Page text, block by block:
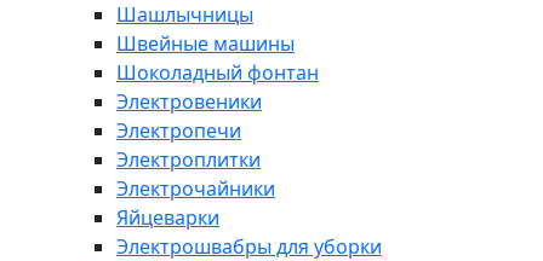
Шашлычницы
Швейные машины
Шоколадный фонтан
Электровеники
Электропечи
Электроплитки
Электрочайники
Яйцеварки
Электрошвабры для уборки